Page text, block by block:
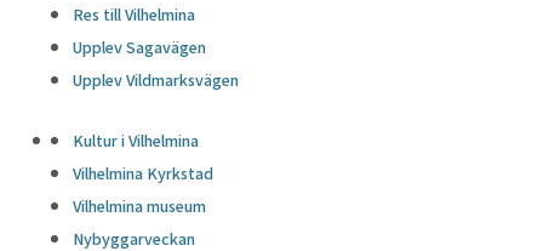
Res till Vilhelmina
Upplev Sagavägen
Upplev Vildmarksvägen
Kultur i Vilhelmina
Vilhelmina Kyrkstad
Vilhelmina museum
Nybyggarveckan